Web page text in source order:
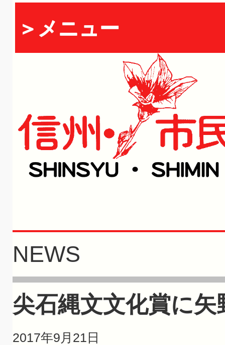
＞メニュー
NEWS
尖石縄文文化賞に矢
2017年9月21日